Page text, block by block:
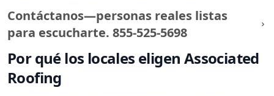
Contáctanos—personas reales listas
para escucharte. 855-525-5698
Por qué los locales eligen Associated
Roofing